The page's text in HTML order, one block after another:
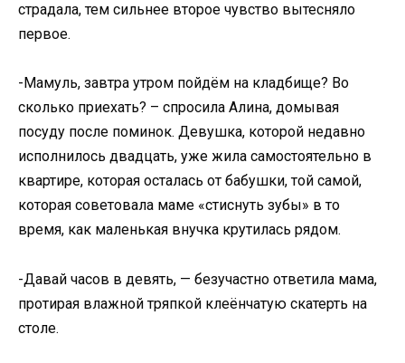
страдала, тем сильнее второе чувство вытесняло
первое.
-Мамуль, завтра утром пойдём на кладбище? Во
сколько приехать? – спросила Алина, домывая
посуду после поминок. Девушка, которой недавно
исполнилось двадцать, уже жила самостоятельно в
квартире, которая осталась от бабушки, той самой,
которая советовала маме «стиснуть зубы» в то
время, как маленькая внучка крутилась рядом.
-Давай часов в девять, — безучастно ответила мама,
протирая влажной тряпкой клеёнчатую скатерть на
столе.